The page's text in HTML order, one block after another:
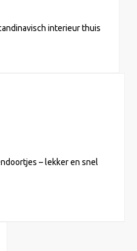
interieur thuis
– lekker en snel